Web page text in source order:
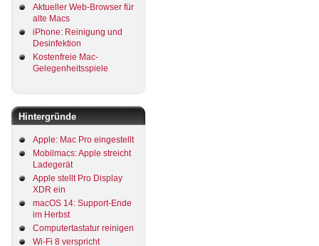
Aktueller Web-Browser für
alte Macs
iPhone: Reinigung und
Desinfektion
Kostenfreie Mac-
Gelegenheitsspiele
Hintergründe
Apple: Mac Pro eingestellt
Mobilmacs: Apple streicht
Ladegerät
Apple stellt Pro Display
XDR ein
macOS 14: Support-Ende
im Herbst
Computertastatur reinigen
Wi-Fi 8 verspricht